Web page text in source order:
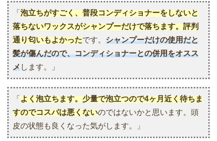
「 泡立ちがすごく、普段コンディショナーをしないと
落ちないワックスがシャンプーだけで落ちます。評判
通り匂いもよかったです。 シャンプーだけの使用だと
髪が傷んだので、コンディショナーとの併用をオスス
メします。」
「 よく泡立ちます。少量で泡立つので4ヶ月近く待ちま
すのでコスパは悪くないのではないかと思います。頭
皮の状態も良くなった気がします。」